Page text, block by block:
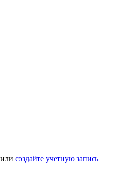
или создайте учетную запись